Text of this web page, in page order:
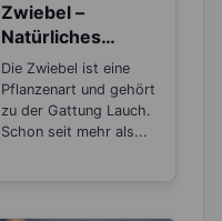
Zwiebel –
Natürliches
Antibiotikum und
„Wunder“-
Heilmittel
Die Zwiebel ist eine
Pflanzenart und gehört
zu der Gattung Lauch.
Schon seit mehr als...